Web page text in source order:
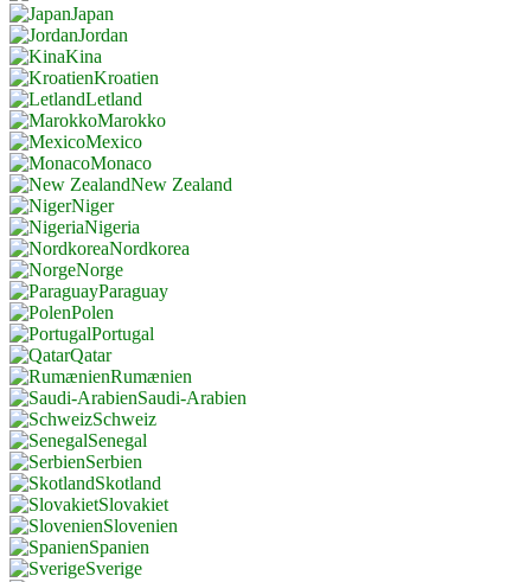
Japan
Jordan
Kina
Kroatien
Letland
Marokko
Mexico
Monaco
New Zealand
Niger
Nigeria
Nordkorea
Norge
Paraguay
Polen
Portugal
Qatar
Rumænien
Saudi-Arabien
Schweiz
Senegal
Serbien
Skotland
Slovakiet
Slovenien
Spanien
Sverige